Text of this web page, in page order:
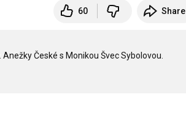
60 Share
České s Monikou Švec Sybolovou.